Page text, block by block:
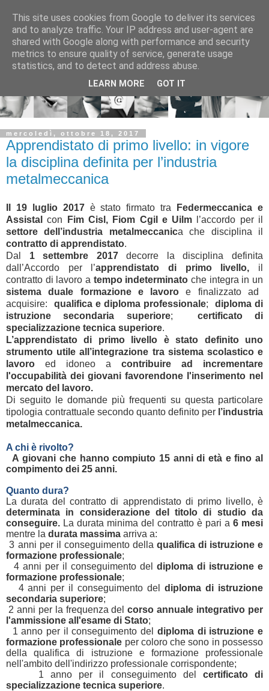
mercoledì, ottobre 18, 2017
Apprendistato di primo livello: in vigore
la disciplina definita per l’industria
metalmeccanica
Il 19 luglio 2017 è stato firmato tra
Federmeccanica e
Assistalcon Fim Cisl, Fiom Cgil e Uilm l’accordo per il
settore dell’industria metalmeccanica che disciplina il
contratto di apprendistato.
Dal 1 settembre 2017decorre la disciplina definita
dall’Accordo per l’apprendistato di primo livello, il
contratto di lavoro a tempo indeterminato che integra in un
sistema duale formazione e lavoroe finalizzato ad
acquisire: qualifica e diploma professionale;
diploma di
istruzione secondaria superiore; certificato di
specializzazione tecnica superiore.
L’apprendistato di primo livello è stato definito uno
strumento utile all’integrazione tra sistema scolastico e
lavoro ed idoneo a contribuire ad incrementare
l'occupabilità dei giovani favorendone l'inserimento nel
mercato del lavoro.
Di seguito le domande più frequenti su questa particolare
tipologia contrattuale secondo quanto definito per l’industria
metalmeccanica.
A chi è rivolto?
A giovani che hanno compiuto 15 anni di età e fino al
compimento dei 25 anni.
Quanto dura?
La durata del contratto di apprendistato di primo livello, è
determinata in considerazione del titolo di studio da
conseguire. La durata minima del contratto è pari a 6 mesi
mentre la durata massima arriva a:
3 anni per il conseguimento della qualifica di istruzione e
formazione professionale;
4 anni per il conseguimento del diploma di istruzione e
formazione professionale;
4 anni per il conseguimento deldiploma di istruzione
secondaria superiore;
2 anni per la frequenza delcorso annuale integrativo per
l'ammissione all'esame di Stato;
1 anno per il conseguimento del diploma di istruzione e
formazione professionale per coloro che sono in possesso
della qualifica di istruzione e formazione professionale
nell'ambito dell'indirizzo professionale corrispondente;
1 anno per il conseguimento del certificato di
specializzazione tecnica superiore.
This site uses cookies from Google to deliver its services
and to analyze traffic. Your IP address and user-agent are
shared with Google along with performance and security
metrics to ensure quality of service, generate usage
statistics, and to detect and address abuse.
LEARN MORE GOT IT